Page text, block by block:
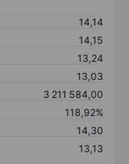
14,14
14,15
13,24
13,03
3 211 584,00
118,92%
14,30
13,13